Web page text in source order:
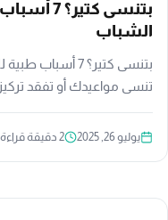
بتنسى
الشباب
بتنسى كتير؟ 7
تنسى مواعيدك أو تفقد
يوليو 26, 2025 2 دقيقة قراءة